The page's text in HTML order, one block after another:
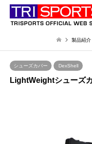
製品紹介
シューズカバー DexShell
LightWeightシューズ